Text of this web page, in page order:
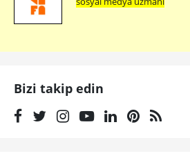
Bizi takip edin